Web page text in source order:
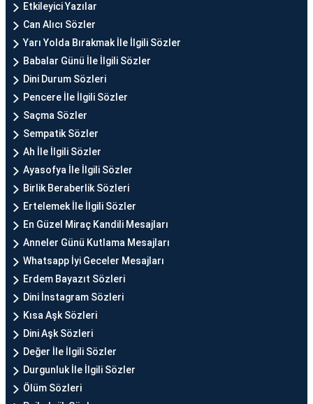
Etkileyici Yazılar
Can Alıcı Sözler
Yarı Yolda Bırakmak İle İlgili Sözler
Babalar Günü İle İlgili Sözler
Dini Durum Sözleri
Pencere İle İlgili Sözler
Saçma Sözler
Sempatik Sözler
Ah İle İlgili Sözler
Ayasofya İle İlgili Sözler
Birlik Beraberlik Sözleri
Ertelemek İle İlgili Sözler
En Güzel Miraç Kandili Mesajları
Anneler Günü Kutlama Mesajları
Whatsapp İyi Geceler Mesajları
Erdem Bayazıt Sözleri
Dini İnstagram Sözleri
Kısa Aşk Sözleri
Dini Aşk Sözleri
Değer İle İlgili Sözler
Durgunluk İle İlgili Sözler
Ölüm Sözleri